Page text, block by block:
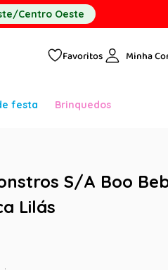
Centro Oeste
Favoritos Minha
festa Brinquedos
S/A Boo
Lilás